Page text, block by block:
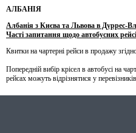
АЛБАНІЯ
Албанія з Києва та Львова в Дуррес-
Часті запитання щодо автобусних
Квитки на чартерні рейси в продажу
Попередній вибір крісел в автобусі на
рейсах можуть відрізнятися у